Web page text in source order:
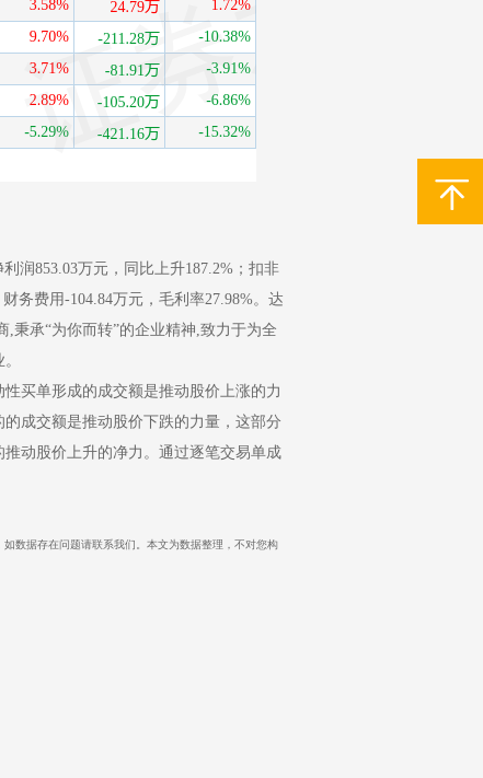
润853.03万元，同比上升187.2%；扣非
务费用-104.84万元，毛利率27.98%。达
秉承“为你而转”的企业精神,致力于为全
买单形成的成交额是推动股价上涨的力
成交额是推动股价下跌的力量，这部分
动股价上升的净力。通过逐笔交易单成
如数据存在问题请联系我们。本文为数据整理，不对您构